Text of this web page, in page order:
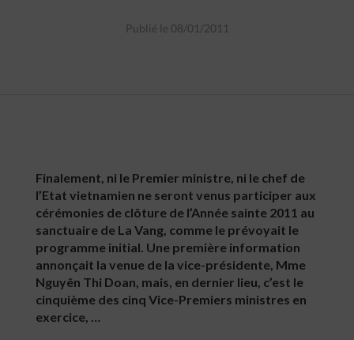
Publié le 08/01/2011
Finalement, ni le Premier ministre, ni le chef de
l’Etat vietnamien ne seront venus participer aux
cérémonies de clôture de l’Année sainte 2011 au
sanctuaire de La Vang, comme le prévoyait le
programme initial. Une première information
annonçait la venue de la vice-présidente, Mme
Nguyên Thi Doan, mais, en dernier lieu, c’est le
cinquième des cinq Vice-Premiers ministres en
exercice, …